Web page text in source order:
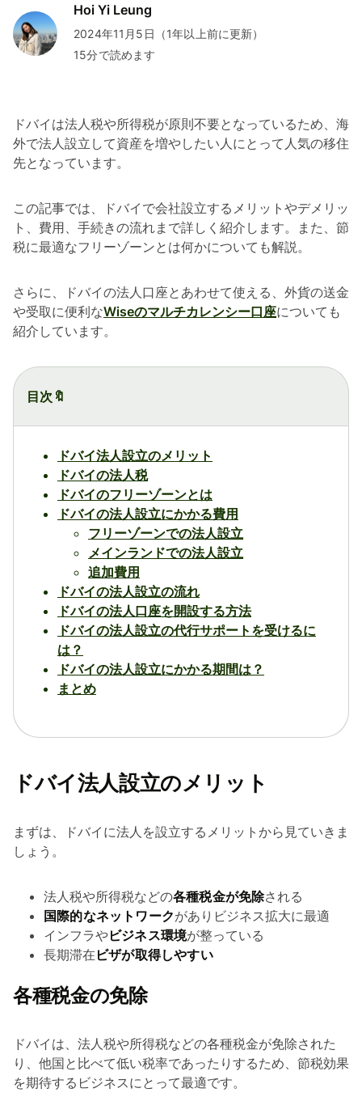
Hoi Yi Leung
2024年11月5日（1年以上前に更新）
15分で読めます
ドバイは法人税や所得税が原則不要となっているため、海
外で法人設立して資産を増やしたい人にとって人気の移住
先となっています。
この記事では、ドバイで会社設立するメリットやデメリッ
ト、費用、手続きの流れまで詳しく紹介します。また、節
税に最適なフリーゾーンとは何かについても解説。
さらに、ドバイの法人口座とあわせて使える、外貨の送金
や受取に便利なWiseのマルチカレンシー口座についても
紹介しています。
目次🔖
ドバイ法人設立のメリット
ドバイの法人税
ドバイのフリーゾーンとは
ドバイの法人設立にかかる費用
フリーゾーンでの法人設立
メインランドでの法人設立
追加費用
ドバイの法人設立の流れ
ドバイの法人口座を開設する方法
ドバイの法人設立の代行サポートを受けるに
は？
ドバイの法人設立にかかる期間は？
まとめ
ドバイ法人設立のメリット
まずは、ドバイに法人を設立するメリットから見ていきま
しょう。
法人税や所得税などの各種税金が免除される
国際的なネットワークがありビジネス拡大に最適
インフラやビジネス環境が整っている
長期滞在 ビザが取得しやすい
各種税金の免除
ドバイは、法人税や所得税などの各種税金が免除された
り、他国と比べて低い税率であったりするため、節税効果
を期待するビジネスにとって最適です。